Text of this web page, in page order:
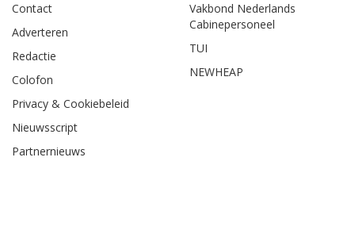
Contact
Adverteren
Redactie
Colofon
Privacy & Cookiebeleid
Nieuwsscript
Partnernieuws
Vakbond Nederlands
Cabinepersoneel
TUI
NEWHEAP